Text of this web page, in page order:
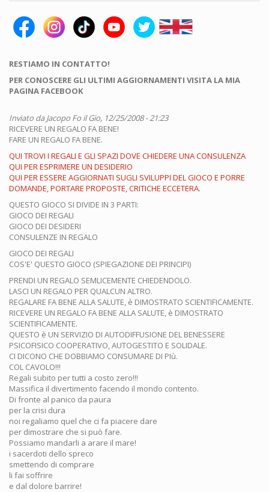
RESTIAMO IN CONTATTO!
PER CONOSCERE GLI ULTIMI AGGIORNAMENTI VISITA LA MIA
PAGINA FACEBOOK
Inviato daJacopo Fo il Gio, 12/25/2008 - 21:23
RICEVERE UN REGALO FA BENE!
FARE UN REGALO FA BENE.
QUI TROVI I REGALI E GLI SPAZI DOVE CHIEDERE UNA CONSULENZA
QUI PER ESPRIMERE UN DESIDERIO
QUI PER ESSERE AGGIORNATI SUGLI SVILUPPI DEL GIOCO E PORRE
DOMANDE, PORTARE PROPOSTE, CRITICHE ECCETERA.
QUESTO GIOCO SI DIVIDE IN 3 PARTI:
GIOCO DEI REGALI
GIOCO DEI DESIDERI
CONSULENZE IN REGALO
GIOCO DEI REGALI
COS'E' QUESTO GIOCO (SPIEGAZIONE DEI PRINCIPI)
PRENDI UN REGALO SEMLICEMENTE CHIEDENDOLO.
LASCI UN REGALO PER QUALCUN ALTRO.
REGALARE FA BENE ALLA SALUTE, è DIMOSTRATO SCIENTIFICAMENTE.
RICEVERE UN REGALO FA BENE ALLA SALUTE, è DIMOSTRATO
SCIENTIFICAMENTE.
QUESTO è UN SERVIZIO DI AUTODIFFUSIONE DEL BENESSERE
PSICOFISICO COOPERATIVO, AUTOGESTITO E SOLIDALE.
CI DICONO CHE DOBBIAMO CONSUMARE DI PIù.
COL CAVOLO!!!
Regali subito per tutti a costo zero!!!
Massifica il divertimento facendo il mondo contento.
Di fronte al panico da paura
per la crisi dura
noi regaliamo quel che ci fa piacere dare
per dimostrare che si può fare.
Possiamo mandarli a arare il mare!
i sacerdoti dello spreco
smettendo di comprare
li fai soffrire
e dal dolore barrire!